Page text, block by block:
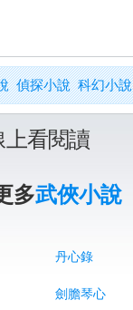
偵探小說 科幻小說
看閱讀
多武俠小說
丹心錄
劍膽琴心